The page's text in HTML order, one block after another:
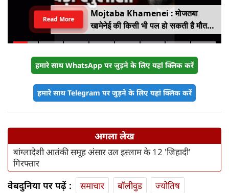
Mojtaba Khamenei : मोजतबा
खामेनेई की किसी भी पल हो सकती है मौत,
इजराइली मीडिया के दावे के बीच सामने आया
हालत
Read More
हमारे साथ WhatsApp पर जुड़ने के लिए यहां क्लिक करें
हमारे साथ Telegram पर जुड़ने के लिए यहां क्लिक करें
अगला लेख
बांग्लादेशी आतंकी समूह अंसार उल इस्लाम के 12 'जिहादी'
गिरफ्तार
वेबदुनिया पर पढ़ें : समाचार बॉलीवुड
ज्योतिष